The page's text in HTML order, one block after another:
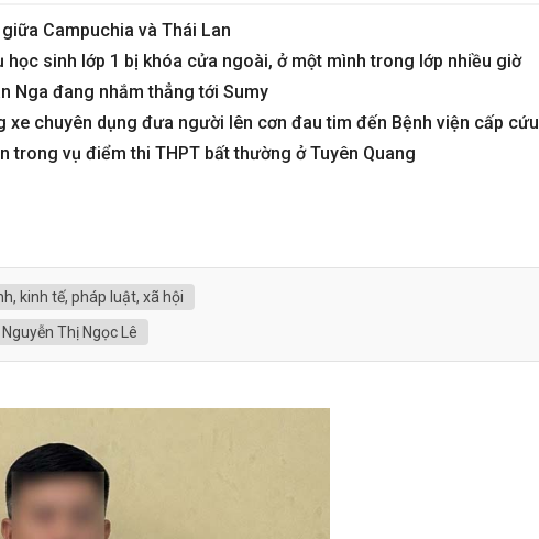
Campuchia và Thái Lan
học sinh lớp 1 bị khóa cửa ngoài, ở một mình trong lớp nhiều giờ
Nga đang nhắm thẳng tới Sumy
xe chuyên dụng đưa người lên cơn đau tim đến Bệnh viện cấp cứu
trong vụ điểm thi THPT bất thường ở Tuyên Quang
kinh tế, pháp luật, xã hội
Thị Ngọc Lê